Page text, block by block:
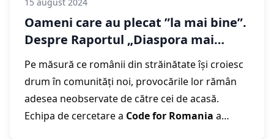
Oameni care au plecat ”la mai bine”.
Despre Raportul „Diaspora mai
aproape de casă”, realizat de echipa
de cercetare Civic Labs
Pe măsură ce românii din străinătate își croiesc
drum în comunități noi, provocările lor rămân
adesea neobservate de către cei de acasă.
Echipa de cercetare a Code for Romania a